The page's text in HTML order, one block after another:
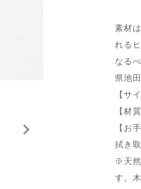
素材
れる
なる
県池
【サ
【材
【お
拭き
※天然
す。